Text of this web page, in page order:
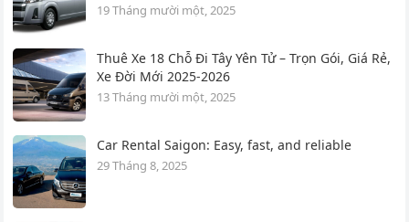
19 Tháng mười một, 2025
Thuê Xe 18 Chỗ Đi Tây Yên Tử – Trọn Gói, Giá Rẻ,
Xe Đời Mới 2025-2026
13 Tháng mười một, 2025
Car Rental Saigon: Easy, fast, and reliable
29 Tháng 8, 2025